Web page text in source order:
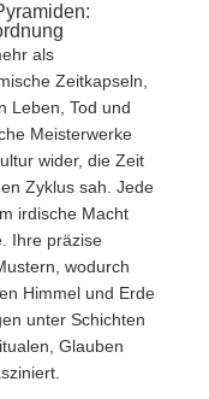
als
Zeitkapseln,
Leben, Tod und
Meisterwerke
wider, die Zeit
Zyklus sah. Jede
irdische Macht
Ihre präzise
wodurch
Himmel und Erde
unter Schichten
Glauben